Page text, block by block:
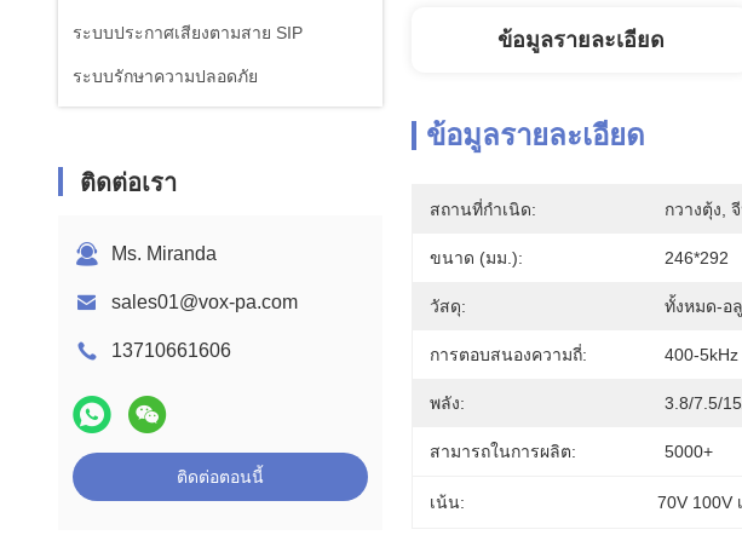
ระบบประกาศเสียงตามสาย SIP
ระบบรักษาความปลอดภัย
ติดต่อเรา
Ms. Miranda
sales01@vox-pa.com
13710661606
ติดต่อตอนนี้
ข้อมูลรายละเอียด
ข้อมูลรายละเอียด
สถานที่กำเนิด: กวางตุ้ง,
ขนาด (มม.): 246*292
วัสดุ: ทั้งหมด-อ
การตอบสนองความถี่: 400-5kHz
พลัง: 3.8/7.5/
สามารถในการผลิต: 5000+
เน้น: 70V 100V